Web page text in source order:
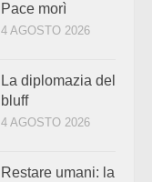
Pace morì
4 AGOSTO 2026
La diplomazia del
bluff
4 AGOSTO 2026
Restare umani: la